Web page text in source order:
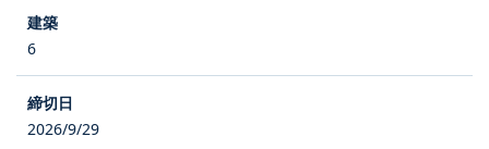
6
2026/9/29